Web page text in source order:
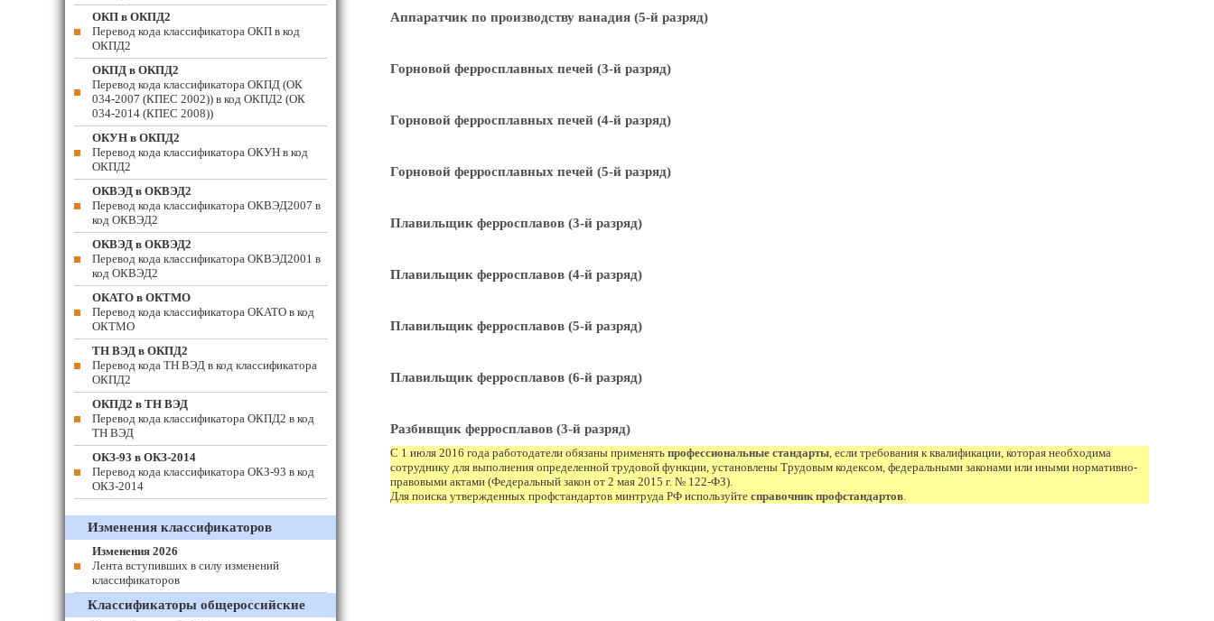
Аппаратчик по производству ванадия (5-й разряд)
Горновой ферросплавных печей (3-й разряд)
Горновой ферросплавных печей (4-й разряд)
Горновой ферросплавных печей (5-й разряд)
Плавильщик ферросплавов (3-й разряд)
Плавильщик ферросплавов (4-й разряд)
Плавильщик ферросплавов (5-й разряд)
Плавильщик ферросплавов (6-й разряд)
Разбивщик ферросплавов (3-й разряд)
С 1 июля 2016 года работодатели обязаны применять профессиональные стандарты, если требования к квалификации, которая необходима
сотруднику для выполнения определенной трудовой функции, установлены Трудовым кодексом, федеральными законами или иными нормативно-
правовыми актами (Федеральный закон от 2 мая 2015 г. № 122-ФЗ).
Для поиска утвержденных профстандартов минтруда РФ используйте справочник профстандартов.
ОКП в ОКПД2
Перевод кода классификатора ОКП в код
ОКПД2
ОКПД в ОКПД2
Перевод кода классификатора ОКПД (ОК
034-2007 (КПЕС 2002)) в код ОКПД2 (ОК
034-2014 (КПЕС 2008))
ОКУН в ОКПД2
Перевод кода классификатора ОКУН в код
ОКПД2
ОКВЭД в ОКВЭД2
Перевод кода классификатора ОКВЭД2007 в
код ОКВЭД2
ОКВЭД в ОКВЭД2
Перевод кода классификатора ОКВЭД2001 в
код ОКВЭД2
ОКАТО в ОКТМО
Перевод кода классификатора ОКАТО в код
ОКТМО
ТН ВЭД в ОКПД2
Перевод кода ТН ВЭД в код классификатора
ОКПД2
ОКПД2 в ТН ВЭД
Перевод кода классификатора ОКПД2 в код
ТН ВЭД
ОКЗ-93 в ОКЗ-2014
Перевод кода классификатора ОКЗ-93 в код
ОКЗ-2014
Изменения классификаторов
Изменения 2026
Лента вступивших в силу изменений
классификаторов
Классификаторы общероссийские